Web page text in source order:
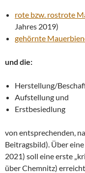
rote bzw. rostrote
Jahres 2019)
gehörnte
und die:
Herstellung/
Aufstellung und
Erstbesiedlung
von entsprechenden,
Beitragsbild). Über
2021) soll eine erste
über Chemnitz)